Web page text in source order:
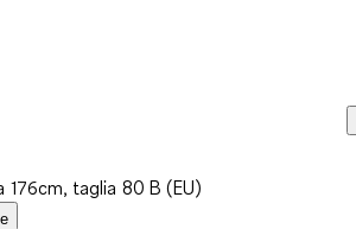
taglia 80 B (EU)